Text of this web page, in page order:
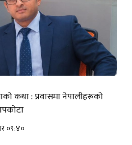
कथा : प्रवासमा नेपालीहरूको
०९:४०